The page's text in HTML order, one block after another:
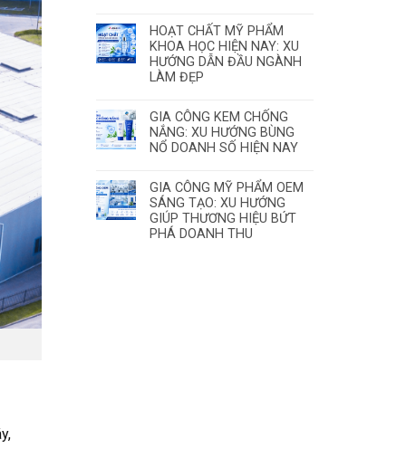
HOẠT CHẤT MỸ PHẨM
KHOA HỌC HIỆN NAY: XU
HƯỚNG DẪN ĐẦU NGÀNH
LÀM ĐẸP
GIA CÔNG KEM CHỐNG
NẮNG: XU HƯỚNG BÙNG
NỔ DOANH SỐ HIỆN NAY
GIA CÔNG MỸ PHẨM OEM
SÁNG TẠO: XU HƯỚNG
GIÚP THƯƠNG HIỆU BỨT
PHÁ DOANH THU